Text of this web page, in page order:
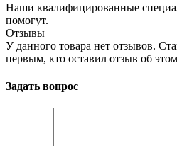
Наши квалифицированные
помогут.
Отзывы
У данного товара нет отзывов.
первым, кто оставил отзыв об
Задать вопрос